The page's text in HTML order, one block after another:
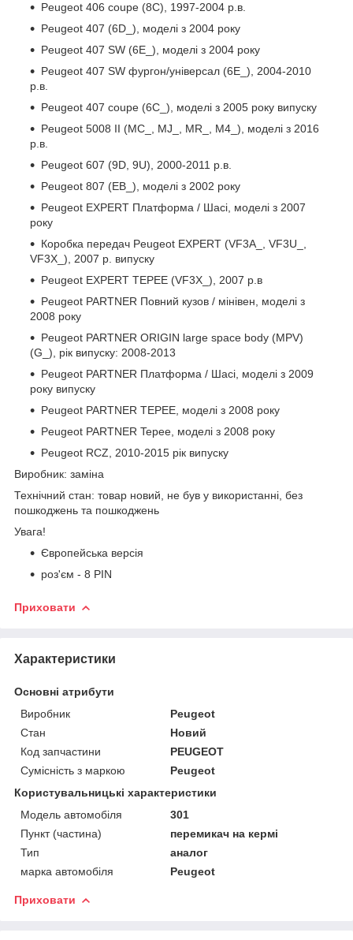
Peugeot 406 coupe (8C), 1997-2004 р.в.
Peugeot 407 (6D_), моделі з 2004 року
Peugeot 407 SW (6E_), моделі з 2004 року
Peugeot 407 SW фургон/універсал (6E_), 2004-2010
р.в.
Peugeot 407 coupe (6C_), моделі з 2005 року випуску
Peugeot 5008 II (MC_, MJ_, MR_, M4_), моделі з 2016
р.в.
Peugeot 607 (9D, 9U), 2000-2011 р.в.
Peugeot 807 (EB_), моделі з 2002 року
Peugeot EXPERT Платформа / Шасі, моделі з 2007
року
Коробка передач Peugeot EXPERT (VF3A_, VF3U_,
VF3X_), 2007 р. випуску
Peugeot EXPERT TEPEE (VF3X_), 2007 р.в
Peugeot PARTNER Повний кузов / мінівен, моделі з
2008 року
Peugeot PARTNER ORIGIN large space body (MPV)
(G_), рік випуску: 2008-2013
Peugeot PARTNER Платформа / Шасі, моделі з 2009
року випуску
Peugeot PARTNER TEPEE, моделі з 2008 року
Peugeot PARTNER Tepee, моделі з 2008 року
Peugeot RCZ, 2010-2015 рік випуску
Виробник: заміна
Технічний стан: товар новий, не був у використанні, без
пошкоджень та пошкоджень
Увага!
Європейська версія
роз'єм - 8 PIN
Приховати
Характеристики
Основні атрибути
Виробник
Peugeot
Стан
Новий
Код запчастини
PEUGEOT
Сумісність з маркою
Peugeot
Користувальницькі характеристики
Модель автомобіля
301
Пункт (частина)
перемикач на кермі
Тип
аналог
марка автомобіля
Peugeot
Приховати